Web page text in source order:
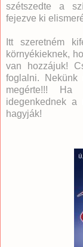
szétszedte a
fejezve ki
Itt szeretném
környékieknek,
van hozzájuk!
foglalni.
megérte!!!
idegenkednek
hagyják!